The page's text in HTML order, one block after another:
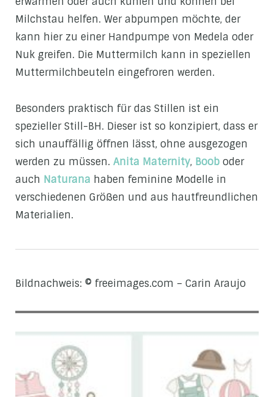
Milchstau helfen. Wer abpumpen möchte, der
kann hier zu einer Handpumpe von Medela oder
Nuk greifen. Die Muttermilch kann in speziellen
Muttermilchbeuteln eingefroren werden.
Besonders praktisch für das Stillen ist ein
spezieller Still-BH. Dieser ist so konzipiert, dass er
sich unauffällig öffnen lässt, ohne ausgezogen
werden zu müssen. Anita Maternity, Boob oder
auch Naturana haben feminine Modelle in
verschiedenen Größen und aus hautfreundlichen
Materialien.
Bildnachweis: © freeimages.com – Carin Araujo